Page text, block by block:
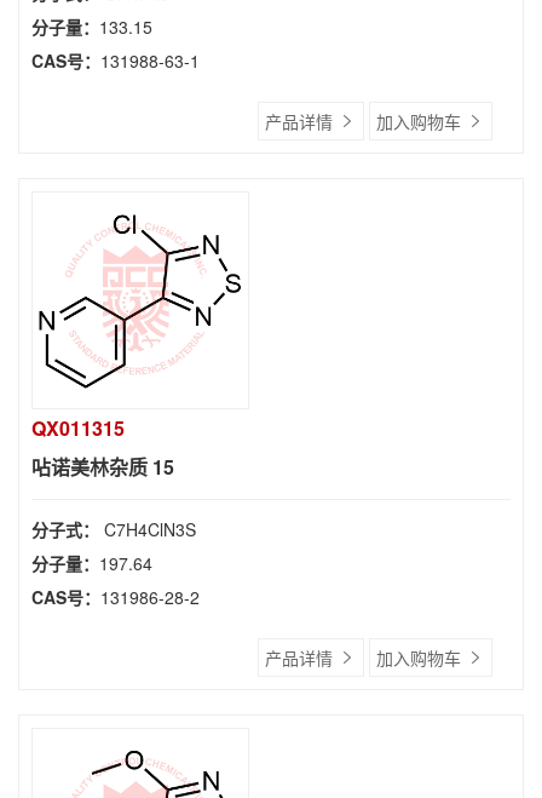
分子量： 133.15
CAS号： 131988-63-1
产品详情 加入购物车
QX011315
呫诺美林杂质 15
分子式： C7H4ClN3S
分子量： 197.64
CAS号： 131986-28-2
产品详情 加入购物车